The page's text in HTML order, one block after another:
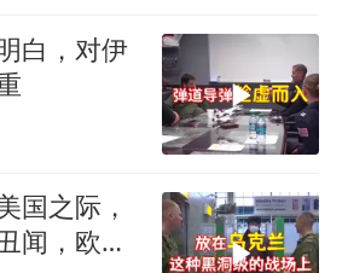
白，对伊
国之际，
闻，欧洲